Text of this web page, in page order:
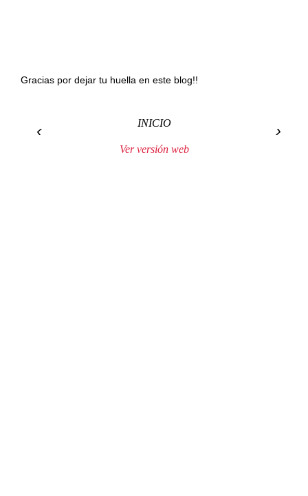
Gracias por dejar tu huella en este blog!!
‹ ›
INICIO
Ver versión web